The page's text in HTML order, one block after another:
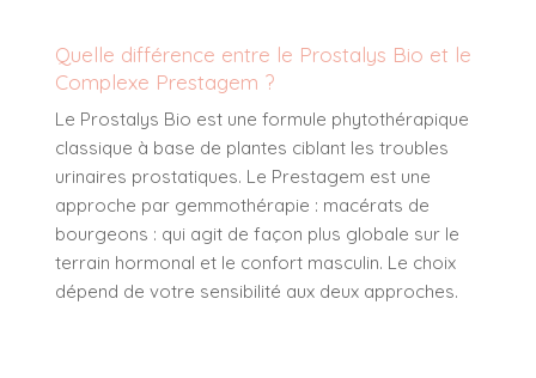
Quelle différence entre le Prostalys Bio et le
Complexe Prestagem ?
Le Prostalys Bio est une formule phytothérapique
classique à base de plantes ciblant les troubles
urinaires prostatiques. Le Prestagem est une
approche par gemmothérapie : macérats de
bourgeons : qui agit de façon plus globale sur le
terrain hormonal et le confort masculin. Le choix
dépend de votre sensibilité aux deux approches.